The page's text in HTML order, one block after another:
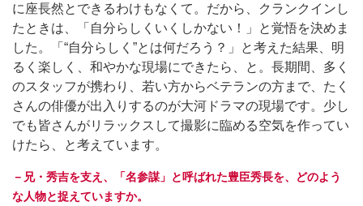
に座長然とできるわけもなくて。だから、クランクインし
たときは、「自分らしくいくしかない！」と覚悟を決めま
した。「“自分らしく”とは何だろう？」と考えた結果、明
るく楽しく、和やかな現場にできたら、と。長期間、多く
のスタッフが携わり、若い方からベテランの方まで、たく
さんの俳優が出入りするのが大河ドラマの現場です。少し
でも皆さんがリラックスして撮影に臨める空気を作ってい
けたら、と考えています。
－兄・秀吉を支え、「名参謀」と呼ばれた豊臣秀長を、どのよう
な人物と捉えていますか。